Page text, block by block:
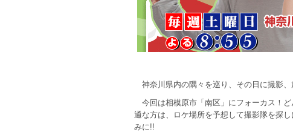
神奈川県内の隅々を巡り、その日に撮影、
今回は相模原市「南区」にフォーカス！ど
通な方は、ロケ場所を予想して撮影隊を探
みに!!